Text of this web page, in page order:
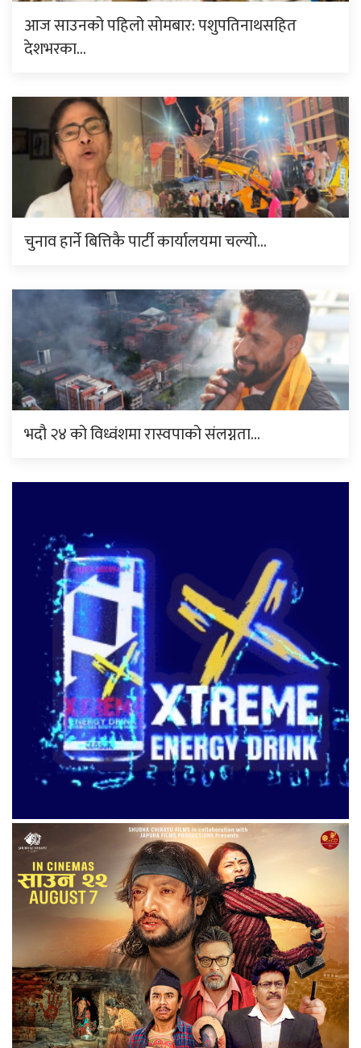
आज साउनको पहिलो सोमबार: पशुपतिनाथसहित
देशभरका…
चुनाव हार्ने बित्तिकै पार्टी कार्यालयमा चल्यो…
भदौ २४ को विध्वंशमा रास्वपाको संलग्नता…